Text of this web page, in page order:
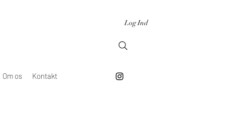
Log Ind
Om os Kontakt